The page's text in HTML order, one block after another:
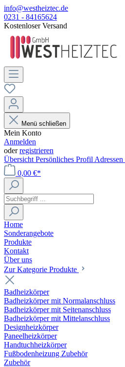
info@westheiztec.de
0231 - 84165624
Kostenloser Versand
Menü schließen
Mein Konto
Anmelden
oderregistrieren
Übersicht Persönliches Profil Adressen
0,00 €*
Home
Sonderangebote
Produkte
Kontakt
Über uns
Zur Kategorie Produkte
Badheizkörper
Badheizkörper mit Normalanschluss
Badheizkörper mit Seitenanschluss
Badheizkörper mit Mittelanschluss
Designheizkörper
Paneelheizkörper
Handtuchheizkörper
Fußbodenheizung Zubehör
Zubehör